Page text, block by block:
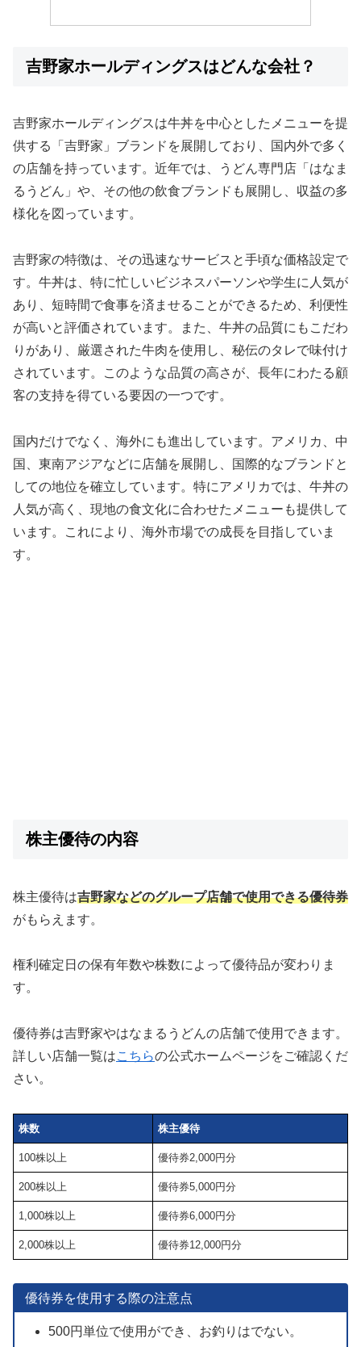
吉野家ホールディングスはどんな会社？
吉野家ホールディングスは牛丼を中心としたメニューを提
供する「吉野家」ブランドを展開しており、国内外で多く
の店舗を持っています。近年では、うどん専門店「はなま
るうどん」や、その他の飲食ブランドも展開し、収益の多
様化を図っています。
吉野家の特徴は、その迅速なサービスと手頃な価格設定で
す。牛丼は、特に忙しいビジネスパーソンや学生に人気が
あり、短時間で食事を済ませることができるため、利便性
が高いと評価されています。また、牛丼の品質にもこだわ
りがあり、厳選された牛肉を使用し、秘伝のタレで味付け
されています。このような品質の高さが、長年にわたる顧
客の支持を得ている要因の一つです。
国内だけでなく、海外にも進出しています。アメリカ、中
国、東南アジアなどに店舗を展開し、国際的なブランドと
しての地位を確立しています。特にアメリカでは、牛丼の
人気が高く、現地の食文化に合わせたメニューも提供して
います。これにより、海外市場での成長を目指していま
す。
株主優待の内容
がもらえます。
権利確定日の保有年数や株数によって優待品が変わりま
す。
優待券は吉野家やはなまるうどんの店舗で使用できます。
詳しい店舗一覧はこちらの公式ホームページをご確認くだ
株数 株主優待